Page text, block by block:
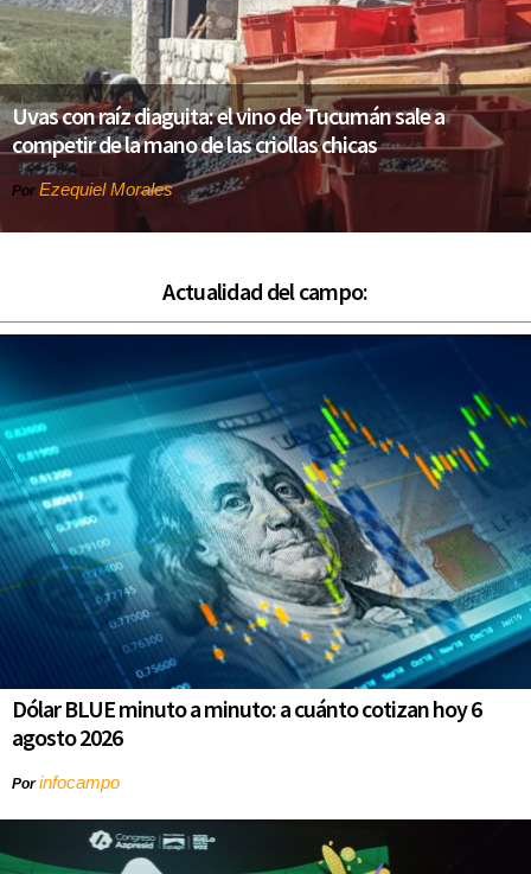
Uvas con raíz diaguita: el vino de Tucumán sale a
competir de la mano de las criollas chicas
Por Ezequiel Morales
Actualidad del campo:
Dólar BLUE minuto a minuto: a cuánto cotizan hoy 6
agosto 2026
Porinfocampo